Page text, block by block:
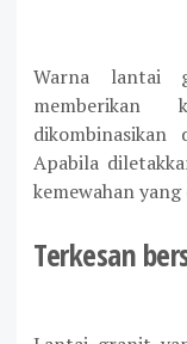
Warna lantai
Apabila
kemewahan
Terkesan